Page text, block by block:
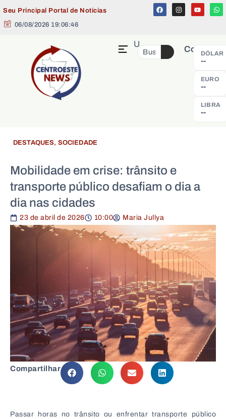
Seu Principal Portal de Notícias
06/08/2026 19:06:47
Cotação
DÓLAR
--
EURO
--
LIBRA
--
MENU
DESTAQUES, SOCIEDADE
Mobilidade em crise: trânsito e
transporte público desafiam o dia a
dia nas cidades
23 de abril de 2026 10:00 Maria Jullya
Compartilhar
Passar horas no trânsito ou enfrentar transporte público